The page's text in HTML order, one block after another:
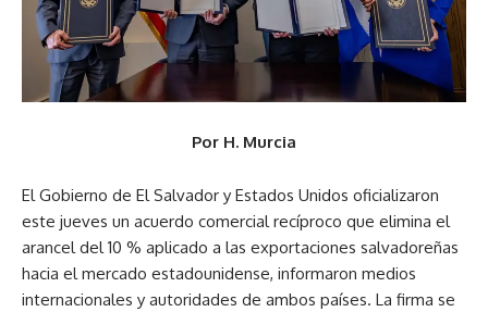
Por H. Murcia
El Gobierno de El Salvador y Estados Unidos oficializaron
este jueves un acuerdo comercial recíproco que elimina el
arancel del 10 % aplicado a las exportaciones salvadoreñas
hacia el mercado estadounidense, informaron medios
internacionales y autoridades de ambos países. La firma se